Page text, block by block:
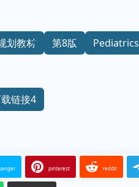
划教材 第8版 Pediatrics
链接4
pinterest reddit